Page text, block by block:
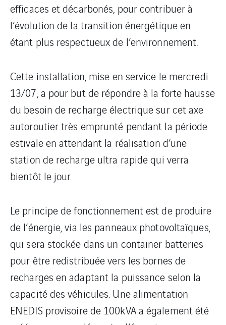
efficaces et décarbonés, pour contribuer à
l’évolution de la transition énergétique en
étant plus respectueux de l’environnement.
Cette installation, mise en service le mercredi
13/07, a pour but de répondre à la forte hausse
du besoin de recharge électrique sur cet axe
autoroutier très emprunté pendant la période
estivale en attendant la réalisation d’une
station de recharge ultra rapide qui verra
bientôt le jour.
Le principe de fonctionnement est de produire
de l’énergie, via les panneaux photovoltaïques,
qui sera stockée dans un container batteries
pour être redistribuée vers les bornes de
recharges en adaptant la puissance selon la
capacité des véhicules. Une alimentation
ENEDIS provisoire de 100kVA a également été